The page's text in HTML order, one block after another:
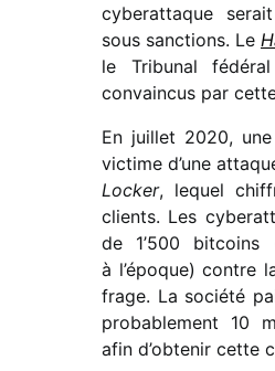
cybe­rat­taque
sous sanc­tions. Le
le Tribunal
convain­cus par
En juillet 2020,
victime d’une
Locker, lequel
clients. Les
de 1’500 bitcoins
à l’époque) contre
frage. La société
proba­ble­ment 10
afin d’obtenir cette